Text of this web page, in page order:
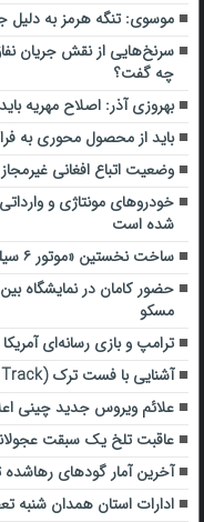
موسوی: تنگه هرمز به دلیل
سرنخ‌هایی از نقش جریان
چه گفت؟
بهروزی آذر: اصلاح مهریه
باید از محصول محوری به
وضعیت اتباع افغانی
خودروهای مونتاژی و وارداتی
شده است
ساخت نخستین «موتور ۶ سیلندر بنزینی» ایرانی
حضور کامان در نمایشگاه
مسکو
ترامپ و بازی رسانه‌ای
آشنایی با فست ترک (Fast Track) فرودگاه امام خمینی
علائم ویروس جدید چینی
عاقبت تلخ یک سبقت
آخرین آمار گودهای رهاشده
ادارات استان همدان شنبه